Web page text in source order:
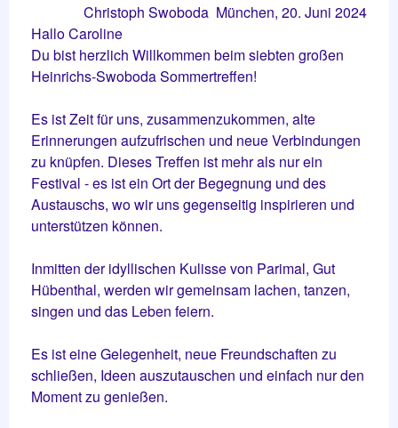
Christoph Swoboda München, 20. Juni 2024
Hallo Caroline
Du bist herzlich Willkommen beim siebten großen
Heinrichs-Swoboda Sommertreffen!
Es ist Zeit für uns, zusammenzukommen, alte
Erinnerungen aufzufrischen und neue Verbindungen
zu knüpfen. Dieses Treffen ist mehr als nur ein
Festival - es ist ein Ort der Begegnung und des
Austauschs, wo wir uns gegenseitig inspirieren und
unterstützen können.
Inmitten der idyllischen Kulisse von Parimal, Gut
Hübenthal, werden wir gemeinsam lachen, tanzen,
singen und das Leben feiern.
Es ist eine Gelegenheit, neue Freundschaften zu
schließen, Ideen auszutauschen und einfach nur den
Moment zu genießen.